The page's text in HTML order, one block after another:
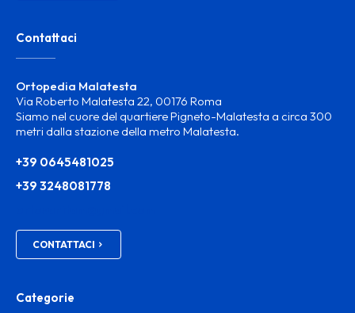
Contattaci
Ortopedia Malatesta
Via Roberto Malatesta 22, 00176 Roma
Siamo nel cuore del quartiere Pigneto-Malatesta a circa 300
metri dalla stazione della metro Malatesta.
+39 0645481025
+39 3248081778
CONTATTACI
Categorie